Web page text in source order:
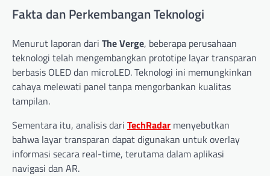
Fakta dan Perkembangan Teknologi
Menurut laporan dari The Verge, beberapa perusahaan
teknologi telah mengembangkan prototipe layar transparan
berbasis OLED dan microLED. Teknologi ini memungkinkan
cahaya melewati panel tanpa mengorbankan kualitas
tampilan.
Sementara itu, analisis dari TechRadar menyebutkan
bahwa layar transparan dapat digunakan untuk overlay
informasi secara real-time, terutama dalam aplikasi
navigasi dan AR.